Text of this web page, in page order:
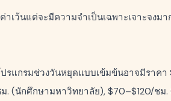
เว้นแต่จะมีความจำเป็นเฉพาะเจาะจงมา
รแกรมช่วงวันหยุดแบบเข้มข้นอาจมีราค
(นักศึกษามหาวิทยาลัย), $70–$120/ชม.